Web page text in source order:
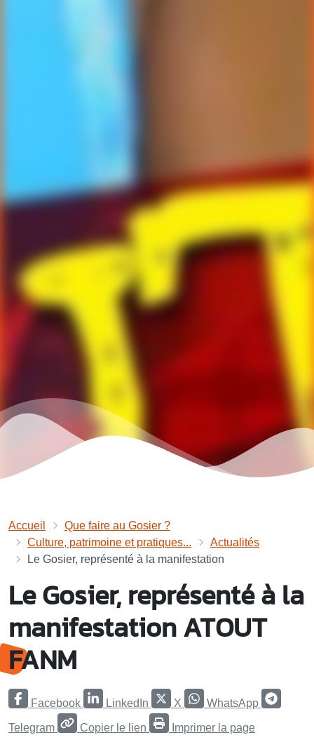
Accueil
Que faire au Gosier ?
Culture, patrimoine et pratiques...
Actualités
Le Gosier, représenté à la manifestation
Le Gosier, représenté à la
manifestation ATOUT
FANM
Facebook LinkedIn X WhatsApp
Telegram Copier le lien Imprimer la page